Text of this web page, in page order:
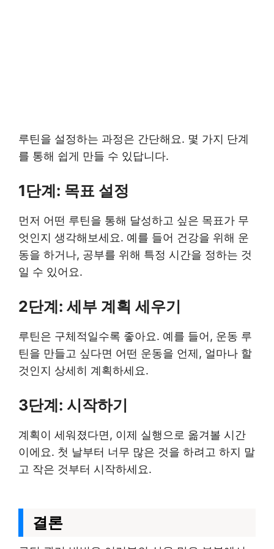
루틴을 설정하는 과정은 간단해요. 몇 가지 단계
를 통해 쉽게 만들 수 있답니다.
1단계: 목표 설정
먼저 어떤 루틴을 통해 달성하고 싶은 목표가 무
엇인지 생각해보세요. 예를 들어 건강을 위해 운
동을 하거나, 공부를 위해 특정 시간을 정하는 것
일 수 있어요.
2단계: 세부 계획 세우기
루틴은 구체적일수록 좋아요. 예를 들어, 운동 루
틴을 만들고 싶다면 어떤 운동을 언제, 얼마나 할
것인지 상세히 계획하세요.
3단계: 시작하기
계획이 세워졌다면, 이제 실행으로 옮겨볼 시간
이에요. 첫 날부터 너무 많은 것을 하려고 하지 말
고 작은 것부터 시작하세요.
결론